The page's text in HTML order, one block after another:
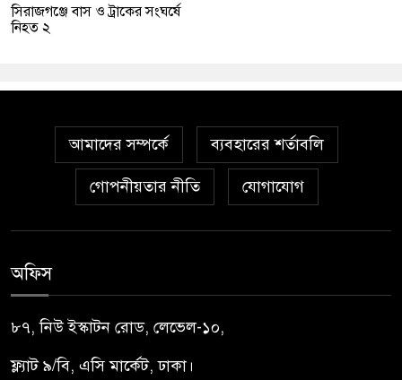
সিরাজগঞ্জে বাস ও ট্রাকের সংঘর্ষে
নিহত ২
আমাদের সম্পর্কে ব্যবহারের শর্তাবলি
গোপনীয়তার নীতি যোগাযোগ
অফিস
৮৭, নিউ ইস্কাটন রোড, লেভেল-১০,
ফ্ল্যাট ৯/বি, এসি মার্কেট, ঢাকা।